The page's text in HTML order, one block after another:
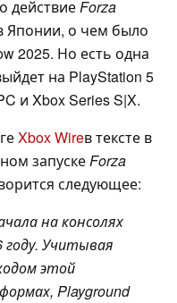
действиеForza
Японии, о чем было
2025. Но есть одна
на PlayStation 5
и Xbox Series S|X.
Xbox Wireв тексте в
запускеForza
следующее:
на консолях
году. Учитывая
этой
Playground